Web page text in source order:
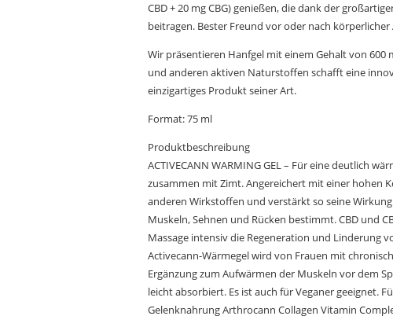
CBD + 20 mg CBG) genießen, die dank der
beitragen. Bester Freund vor oder nach
Wir präsentieren Hanfgel mit einem Gehalt von 600
und anderen aktiven Naturstoffen schafft eine
einzigartiges Produkt seiner Art.
Format: 75 ml
Produktbeschreibung
ACTIVECANN WARMING GEL – Für eine deutlich
zusammen mit Zimt. Angereichert mit einer hohen
anderen Wirkstoffen und verstärkt so seine
Muskeln, Sehnen und Rücken bestimmt. CBD und
Massage intensiv die Regeneration und Linderung
Activecann-Wärmegel wird von Frauen mit
Ergänzung zum Aufwärmen der Muskeln vor dem
leicht absorbiert. Es ist auch für Veganer geeignet.
Gelenknahrung Arthrocann Collagen Vitamin